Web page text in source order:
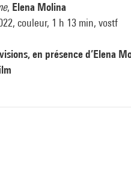
, Elena Molina
couleur, 1 h 13 min, vostf
en présence d’Elena